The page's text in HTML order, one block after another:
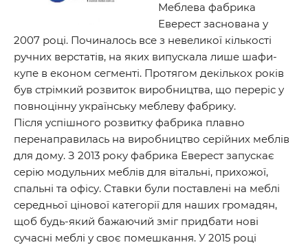
Меблева фабрика
Еверест заснована у
2007 році. Починалось все з невеликої кількості
ручних верстатів, на яких випускала лише шафи-
купе в економ сегменті. Протягом декількох років
був стрімкий розвиток виробництва, що переріс у
повноцінну українську меблеву фабрику.
Після успішного розвитку фабрика плавно
перенаправилась на виробництво серійних меблів
для дому. З 2013 року фабрика Еверест запускає
серію модульних меблів для вітальні, прихожої,
спальні та офісу. Ставки були поставлені на меблі
середньої цінової категорії для наших громадян,
щоб будь-який бажаючий зміг придбати нові
сучасні меблі у своє помешкання. У 2015 році